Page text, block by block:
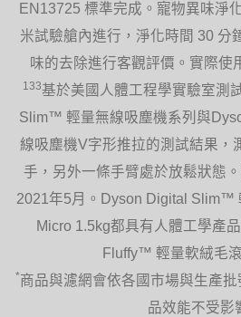
EN13725 標準完成。寵物異味淨
米試驗艙內進行，淨化時間 30 分
味的去除進行客觀評價。實際使
133基於美國人體工程學實驗室測
Slim™ 輕量無線吸塵機系列與
線吸塵機V字形推拉的測試結果，
手，另外一條手臂處於放鬆狀態
2021年5月。Dyson Digital Slim™
Micro 1.5kg都具有人體工學產
Fluffy™ 輕量軟絨毛
*商品與濾網會依各國市場與生產
品效能不受影